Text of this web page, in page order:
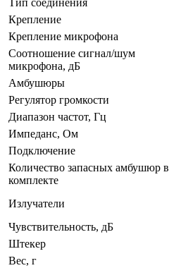
Тип соединения
Крепление
Крепление микрофона
Соотношение сигнал/шум
микрофона, дБ
Амбушюры
Регулятор громкости
Диапазон частот, Гц
Импеданс, Ом
Подключение
Количество запасных амбушюр в
комплекте
Излучатели
Чувствительность, дБ
Штекер
Вес, г